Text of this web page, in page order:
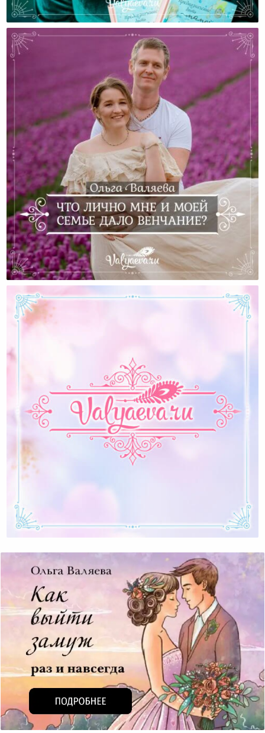
В Чем Секрет Отношений До Брака Для Женщины?
Что Лично Мне И Моей Семье Дало Венчание?
Я Безнадежно Отстала